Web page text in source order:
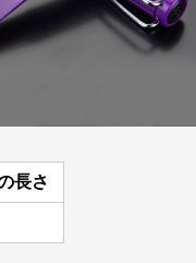
長さ